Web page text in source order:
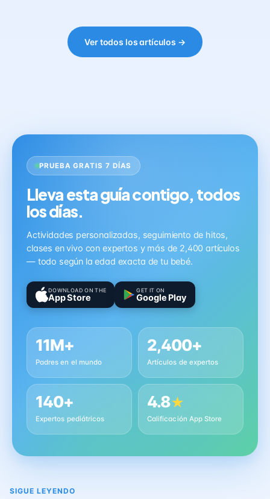
Ver todos los artículos →
PRUEBA GRATIS 7 DÍAS
Lleva esta guía contigo, todos
los días.
Actividades personalizadas, seguimiento de hitos,
clases en vivo con expertos y más de 2,400 artículos
— todo según la edad exacta de tu bebé.
DOWNLOAD ON THE
App Store
GET IT ON
Google Play
11M+
Padres en el mundo
2,400+
Artículos de expertos
140+
Expertos pediátricos
4.8★
Calificación App Store
SIGUE LEYENDO